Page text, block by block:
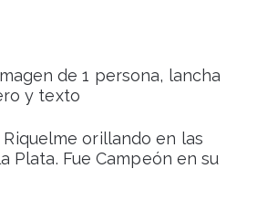
Riquelme orillando en las
Plata. Fue Campeón en su